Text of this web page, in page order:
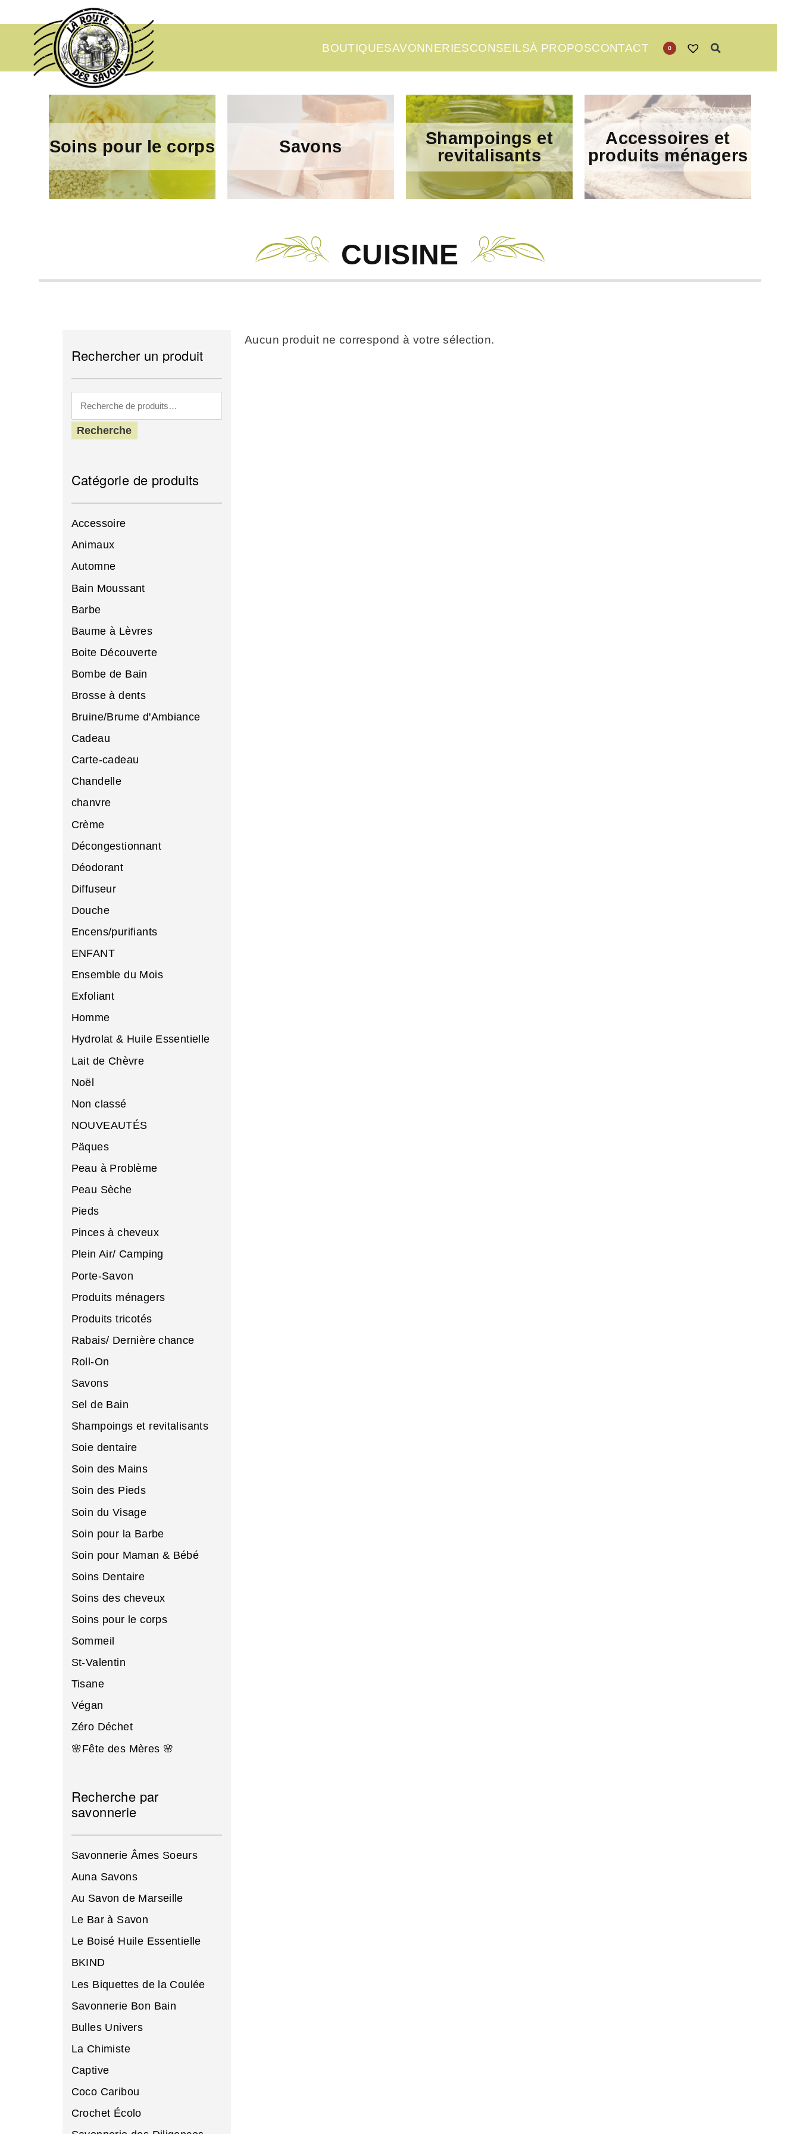
BOUTIQUESAVONNERIESCONSEILSÀ PROPOSCONTACT 0
Soins pour le corps Savons
Shampoings et
revitalisants
Accessoires et
produits ménagers
CUISINE
Rechercher un produit
Recherche
Catégorie de produits
Accessoire
Animaux
Automne
Bain Moussant
Barbe
Baume à Lèvres
Boite Découverte
Bombe de Bain
Brosse à dents
Bruine/Brume d'Ambiance
Cadeau
Carte-cadeau
Chandelle
chanvre
Crème
Décongestionnant
Déodorant
Diffuseur
Douche
Encens/purifiants
ENFANT
Ensemble du Mois
Exfoliant
Homme
Hydrolat & Huile Essentielle
Lait de Chèvre
Noël
Non classé
NOUVEAUTÉS
Päques
Peau à Problème
Peau Sèche
Pieds
Pinces à cheveux
Plein Air/ Camping
Porte-Savon
Produits ménagers
Produits tricotés
Rabais/ Dernière chance
Roll-On
Savons
Sel de Bain
Shampoings et revitalisants
Soie dentaire
Soin des Mains
Soin des Pieds
Soin du Visage
Soin pour la Barbe
Soin pour Maman & Bébé
Soins Dentaire
Soins des cheveux
Soins pour le corps
Sommeil
St-Valentin
Tisane
Végan
Zéro Déchet
🌸Fête des Mères 🌸
Recherche par
savonnerie
Savonnerie Âmes Soeurs
Auna Savons
Au Savon de Marseille
Le Bar à Savon
Le Boisé Huile Essentielle
BKIND
Les Biquettes de la Coulée
Savonnerie Bon Bain
Bulles Univers
La Chimiste
Captive
Coco Caribou
Crochet Écolo
Aucun produit ne correspond à votre sélection.